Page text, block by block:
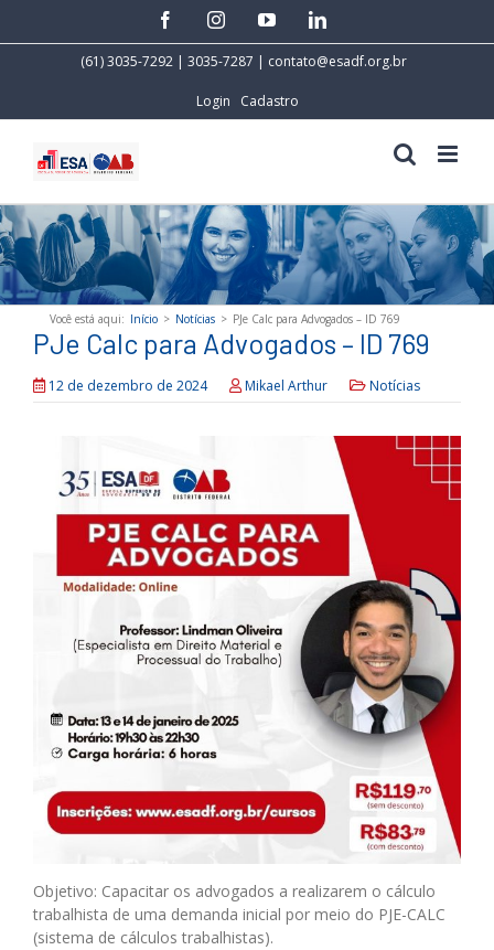
facebookinstagramyoutubelinkedin
(61) 3035-7292 | 3035-7287 | contato@esadf.org.br
Login Cadastro
Você está aqui: Início > Notícias > PJe Calc para Advogados – ID 769
PJe Calc para Advogados – ID 769
12 de dezembro de 2024 Mikael Arthur Notícias
Objetivo: Capacitar os advogados a realizarem o cálculo
trabalhista de uma demanda inicial por meio do PJE-CALC
(sistema de cálculos trabalhistas).